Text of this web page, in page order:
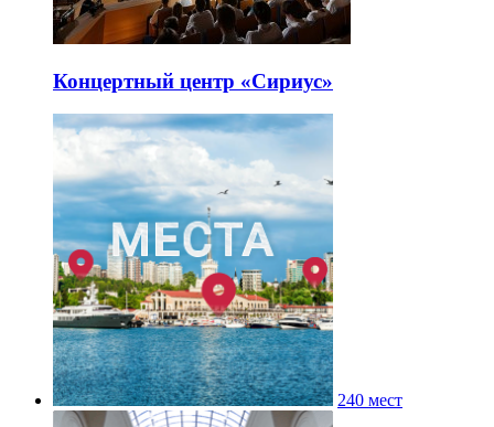
Концертный центр «Сириус»
240 мест